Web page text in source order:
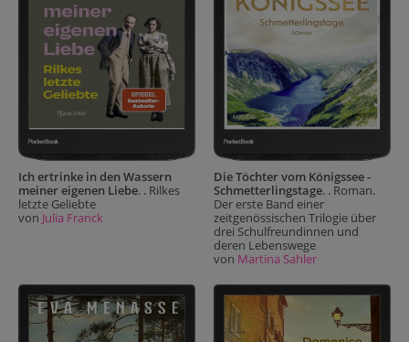
Ich ertrinke in den Wassern
meiner eigenen Liebe. . Rilkes
letzte Geliebte
von Julia Franck
Die Töchter vom Königssee -
Schmetterlingstage. . Roman.
Der erste Band einer
zeitgenössischen Trilogie über
drei Schulfreundinnen und
deren Lebenswege
von Martina Sahler